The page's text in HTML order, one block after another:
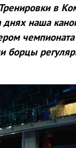
в
наша
борцы